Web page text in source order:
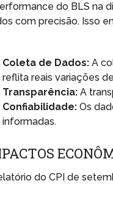
do BLS na
com precisão. Isso
Coleta de Dados: A
reflita reais variações
Transparência: A
Confiabilidade: Os
informadas.
do CPI de